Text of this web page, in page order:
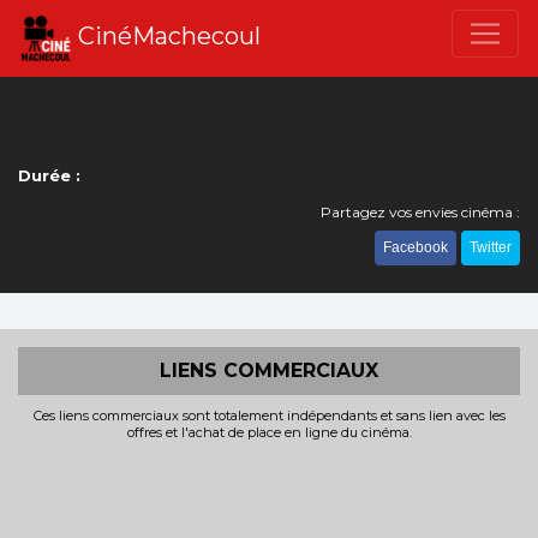
CinéMachecoul
Durée :
Partagez vos envies cinéma :
Facebook Twitter
LIENS COMMERCIAUX
Ces liens commerciaux sont totalement indépendants et sans lien avec les
offres et l'achat de place en ligne du cinéma.